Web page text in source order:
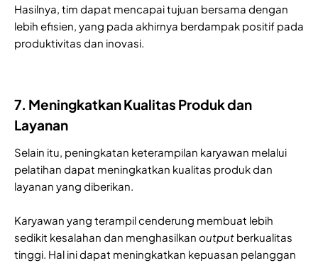
Hasilnya, tim dapat mencapai tujuan bersama dengan
lebih efisien, yang pada akhirnya berdampak positif pada
produktivitas dan inovasi.
7. Meningkatkan Kualitas Produk dan
Layanan
Selain itu, peningkatan keterampilan karyawan melalui
pelatihan dapat meningkatkan kualitas produk dan
layanan yang diberikan.
Karyawan yang terampil cenderung membuat lebih
sedikit kesalahan dan menghasilkan output berkualitas
tinggi. Hal ini dapat meningkatkan kepuasan pelanggan